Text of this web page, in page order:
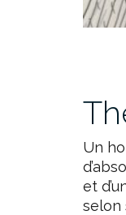
Un
et
selon